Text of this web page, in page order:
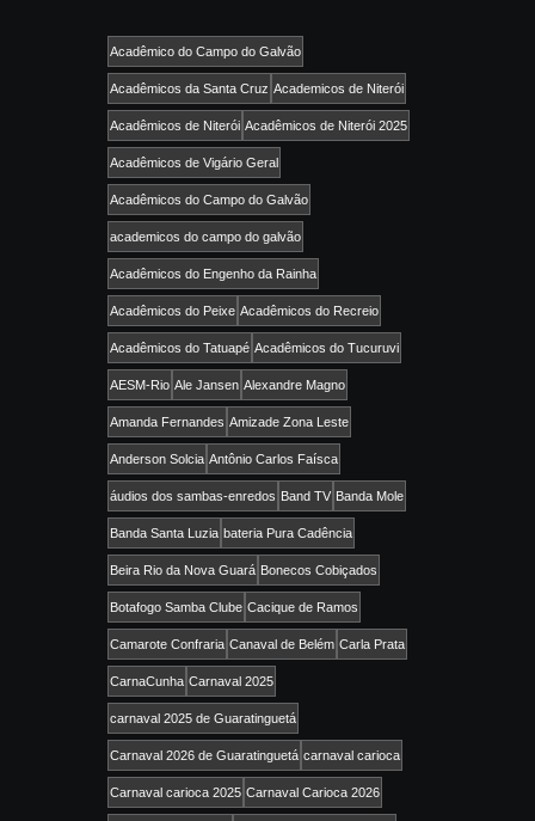
Acadêmico do Campo do Galvão
Acadêmicos da Santa Cruz Academicos de Niterói
Acadêmicos de Niterói Acadêmicos de Niterói 2025
Acadêmicos de Vigário Geral
Acadêmicos do Campo do Galvão
academicos do campo do galvão
Acadêmicos do Engenho da Rainha
Acadêmicos do Peixe Acadêmicos do Recreio
Acadêmicos do Tatuapé Acadêmicos do Tucuruvi
AESM-Rio Ale Jansen Alexandre Magno
Amanda Fernandes Amizade Zona Leste
Anderson Solcia Antônio Carlos Faísca
áudios dos sambas-enredos Band TV Banda Mole
Banda Santa Luzia bateria Pura Cadência
Beira Rio da Nova Guará Bonecos Cobiçados
Botafogo Samba Clube Cacique de Ramos
Camarote Confraria Canaval de Belém Carla Prata
CarnaCunha Carnaval 2025
carnaval 2025 de Guaratinguetá
Carnaval 2026 de Guaratinguetá carnaval carioca
Carnaval carioca 2025 Carnaval Carioca 2026